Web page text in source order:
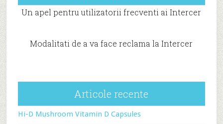
Un apel pentru utilizatorii frecventi ai Intercer
Modalitati de a va face reclama la Intercer
Articole recente
Hi-D Mushroom Vitamin D Capsules